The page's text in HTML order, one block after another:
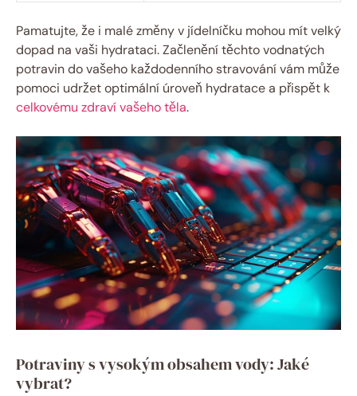
Pamatujte, že i malé změny v jídelníčku mohou mít velký
dopad na vaši hydrataci. Začlenění těchto vodnatých
potravin do vašeho každodenního stravování vám může
pomoci udržet optimální úroveň hydratace a přispět k
celkovému zdraví vašeho těla.
Potraviny s vysokým obsahem vody: Jaké
vybrat?